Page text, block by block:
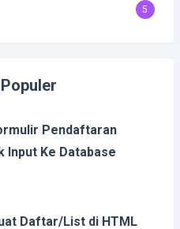
5
Pendaftaran
Input Ke Database
Daftar/List di HTML